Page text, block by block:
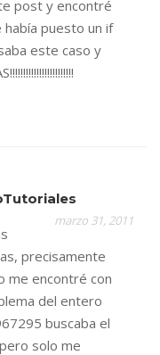
post y encontré
había puesto un if
este caso y
marzo 31, 2011
precisamente
me encontré con
del entero
buscaba el
solo me